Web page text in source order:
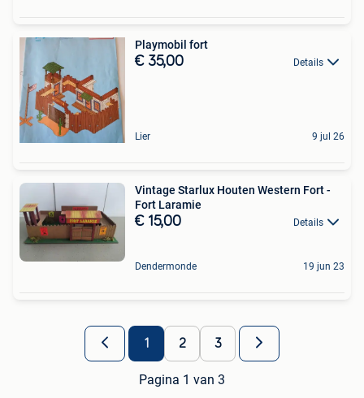
Playmobil fort
€ 35,00 Details
Lier 9 jul 26
Vintage Starlux Houten Western Fort -
Fort Laramie
€ 15,00 Details
Dendermonde 19 jun 23
1 2 3
Pagina 1 van 3